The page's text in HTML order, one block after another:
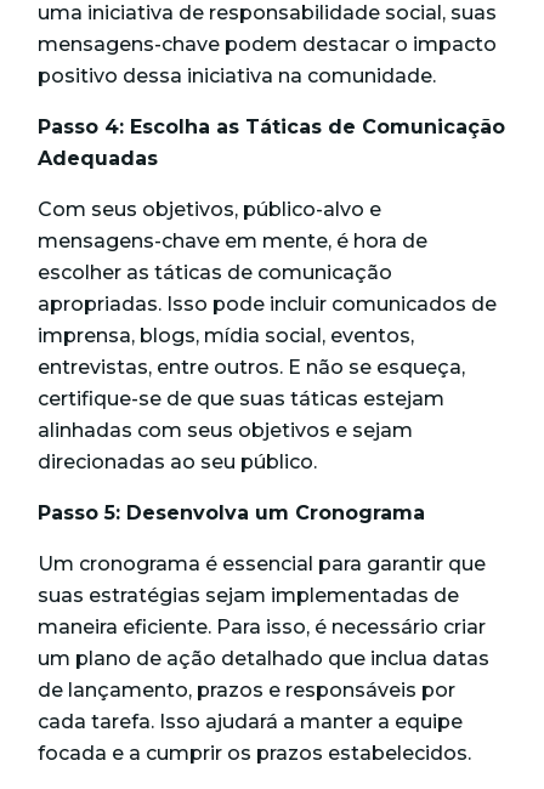
uma iniciativa de responsabilidade social, suas
mensagens-chave podem destacar o impacto
positivo dessa iniciativa na comunidade.
Passo 4: Escolha as Táticas de Comunicação
Adequadas
Com seus objetivos, público-alvo e
mensagens-chave em mente, é hora de
escolher as táticas de comunicação
apropriadas. Isso pode incluir comunicados de
imprensa, blogs, mídia social, eventos,
entrevistas, entre outros. E não se esqueça,
certifique-se de que suas táticas estejam
alinhadas com seus objetivos e sejam
direcionadas ao seu público.
Passo 5: Desenvolva um Cronograma
Um cronograma é essencial para garantir que
suas estratégias sejam implementadas de
maneira eficiente. Para isso, é necessário criar
um plano de ação detalhado que inclua datas
de lançamento, prazos e responsáveis por
cada tarefa. Isso ajudará a manter a equipe
focada e a cumprir os prazos estabelecidos.